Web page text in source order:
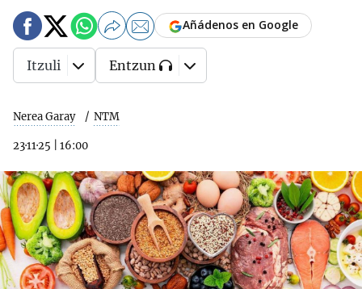
Nerea Garay NTM
23·11·25 16:00
Añádenos en Google
Itzuli Entzun